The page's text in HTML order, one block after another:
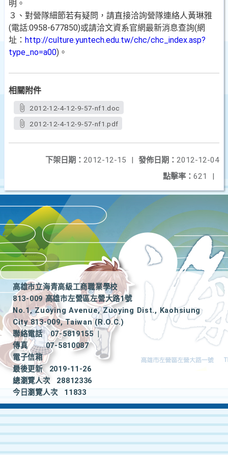
明。
３、對營隊細節若有疑問，請直接洽詢營隊連絡人黃琳雅
(電話:0958-677850)或請洽文資系官網最新消息查詢(網
址： http://culture.yuntech.edu.tw/chc/chc_index.asp?
type_no=a00)。
相關附件
2012-12-4-12-9-57-nf1.doc
2012-12-4-12-9-57-nf1.pdf
發佈日期： 2012-12-04
下架日期： 2012-12-15
|
點擊率： 621 |
高雄市立海青高級工商職業學校
813-009 高雄市左營區左營大路1號
No.1, Zuoying Avenue, Zuoying Dist., Kaohsiung
City 813-009, Taiwan (R.O.C.)
聯絡電話
07-5819155
|
傳真
07-5810087
電子信箱
最後更新
2019-11-26
總瀏覽人次
28812336
今日瀏覽人次
11833